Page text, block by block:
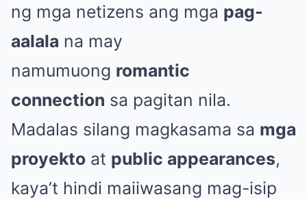
ng mga netizens ang mga pag-
aalala na may
namumuong romantic
connection sa pagitan nila.
Madalas silang magkasama sa mga
proyekto at public appearances,
kaya’t hindi maiiwasang mag-isip